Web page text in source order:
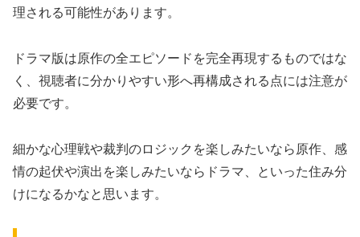
理される可能性があります。
ドラマ版は原作の全エピソードを完全再現するものではな
く、視聴者に分かりやすい形へ再構成される点には注意が
必要です。
細かな心理戦や裁判のロジックを楽しみたいなら原作、感
情の起伏や演出を楽しみたいならドラマ、といった住み分
けになるかなと思います。